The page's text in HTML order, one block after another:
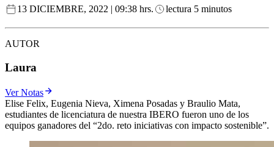
13 DICIEMBRE, 2022 | 09:38 hrs. lectura 5 minutos
AUTOR
Laura
Ver Notas
Elise Felix, Eugenia Nieva, Ximena Posadas y Braulio Mata,
estudiantes de licenciatura de nuestra IBERO fueron uno de los
equipos ganadores del “2do. reto iniciativas con impacto sostenible”.